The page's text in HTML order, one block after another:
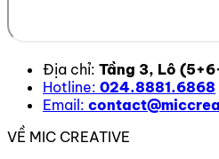
Địa chỉ: Tầng 3, Lô
Hotline: 024.8881.6868
Email:
VỀ MIC CREATIVE